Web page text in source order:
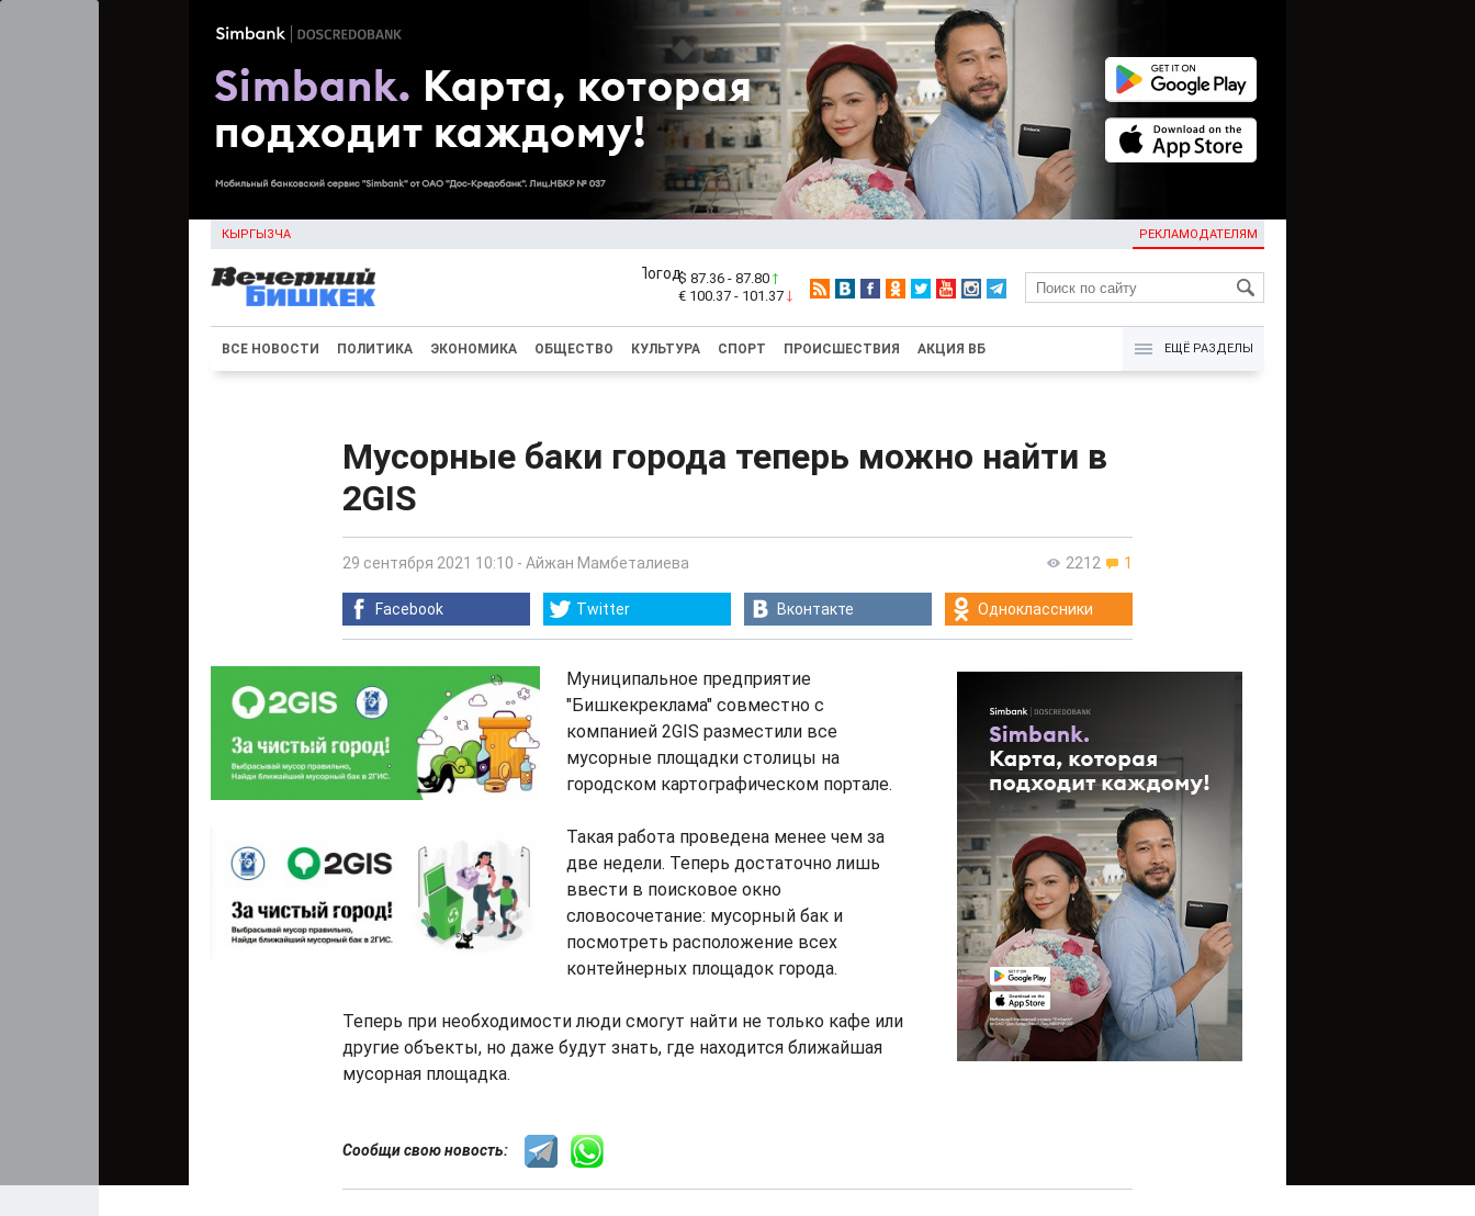
КЫРГЫЗЧА РЕКЛАМОДАТЕЛЯМ
KG
$ 87.36 - 87.80
€ 100.37 - 101.37
ВСЕ НОВОСТИ ПОЛИТИКА ЭКОНОМИКА ОБЩЕСТВО КУЛЬТУРА СПОРТ ПРОИСШЕСТВИЯ АКЦИЯ ВБ ЕЩЁ РАЗДЕЛЫ
Мусорные баки города теперь можно найти в
2GIS
2212 1
29 сентября 2021 10:10 - Айжан Мамбеталиева
Facebook Twitter Вконтакте Одноклассники
Муниципальное предприятие
"Бишкекреклама" совместно с
компанией 2GIS разместили все
мусорные площадки столицы на
городском картографическом портале.
Такая работа проведена менее чем за
две недели. Теперь достаточно лишь
ввести в поисковое окно
словосочетание: мусорный бак и
посмотреть расположение всех
контейнерных площадок города.
Теперь при необходимости люди смогут найти не только кафе или
другие объекты, но даже будут знать, где находится ближайшая
мусорная площадка.
Сообщи свою новость: